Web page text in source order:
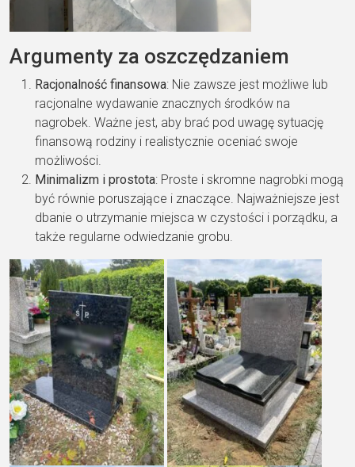
Argumenty za oszczędzaniem
Racjonalność finansowa: Nie zawsze jest możliwe lub
racjonalne wydawanie znacznych środków na
nagrobek. Ważne jest, aby brać pod uwagę sytuację
finansową rodziny i realistycznie oceniać swoje
możliwości.
Minimalizm i prostota: Proste i skromne nagrobki mogą
być równie poruszające i znaczące. Najważniejsze jest
dbanie o utrzymanie miejsca w czystości i porządku, a
także regularne odwiedzanie grobu.